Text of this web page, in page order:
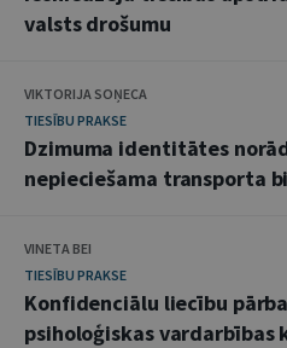
valsts drošumu
VIKTORIJA SOŅECA
TIESĪBU PRAKSE
Dzimuma identitātes
nepieciešama transporta
VINETA BEI
TIESĪBU PRAKSE
Konfidenciālu liecību
psiholoģiskas vardarbības